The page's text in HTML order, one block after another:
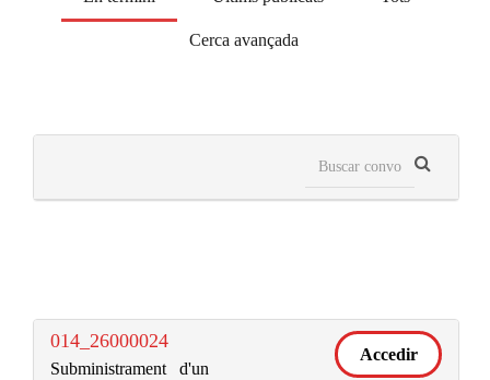
Cerca avançada
014_26000024
Subministrament d'un
Accedir